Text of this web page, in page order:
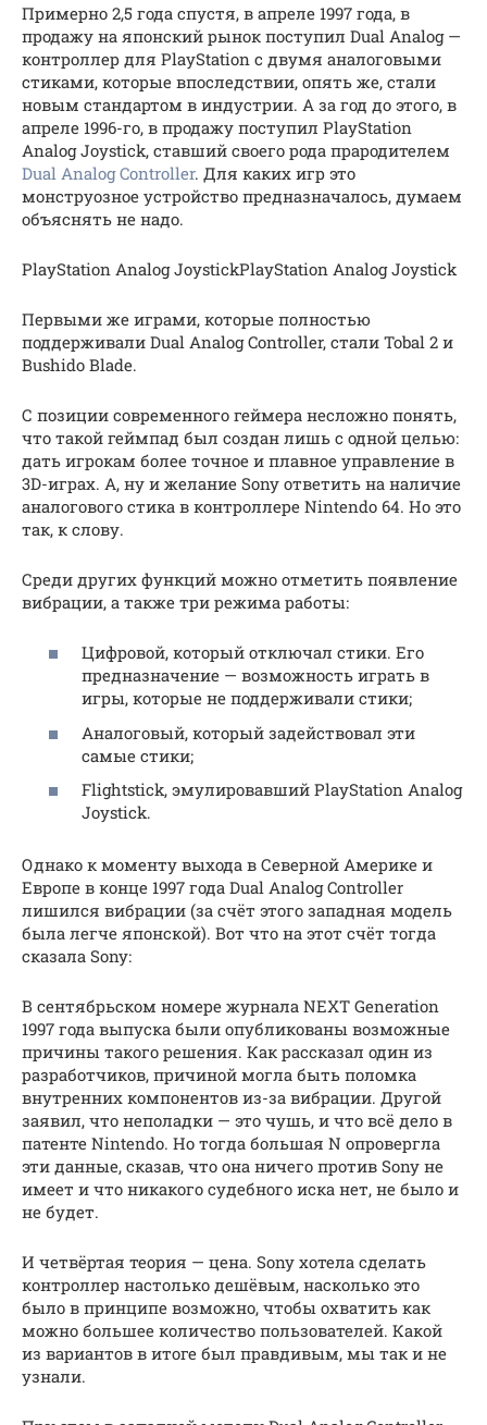
Примерно 2,5 года спустя, в апреле 1997 года, в
продажу на японский рынок поступил Dual Analog —
контроллер для PlayStation с двумя аналоговыми
стиками, которые впоследствии, опять же, стали
новым стандартом в индустрии. А за год до этого, в
апреле 1996-го, в продажу поступил PlayStation
Analog Joystick, ставший своего рода прародителем
Dual Analog Controller. Для каких игр это
монструозное устройство предназначалось, думаем
объяснять не надо.
PlayStation Analog JoystickPlayStation Analog Joystick
Первыми же играми, которые полностью
поддерживали Dual Analog Controller, стали Tobal 2 и
Bushido Blade.
С позиции современного геймера несложно понять,
что такой геймпад был создан лишь с одной целью:
дать игрокам более точное и плавное управление в
3D-играх. А, ну и желание Sony ответить на наличие
аналогового стика в контроллере Nintendo 64. Но это
так, к слову.
Среди других функций можно отметить появление
вибрации, а также три режима работы:
Цифровой, который отключал стики. Его
предназначение — возможность играть в
игры, которые не поддерживали стики;
Аналоговый, который задействовал эти
самые стики;
Flightstick, эмулировавший PlayStation Analog
Joystick.
Однако к моменту выхода в Северной Америке и
Европе в конце 1997 года Dual Analog Controller
лишился вибрации (за счёт этого западная модель
была легче японской). Вот что на этот счёт тогда
сказала Sony:
В сентябрьском номере журнала NEXT Generation
1997 года выпуска были опубликованы возможные
причины такого решения. Как рассказал один из
разработчиков, причиной могла быть поломка
внутренних компонентов из-за вибрации. Другой
заявил, что неполадки — это чушь, и что всё дело в
патенте Nintendo. Но тогда большая N опровергла
эти данные, сказав, что она ничего против Sony не
имеет и что никакого судебного иска нет, не было и
не будет.
И четвёртая теория — цена. Sony хотела сделать
контроллер настолько дешёвым, насколько это
было в принципе возможно, чтобы охватить как
можно большее количество пользователей. Какой
из вариантов в итоге был правдивым, мы так и не
узнали.